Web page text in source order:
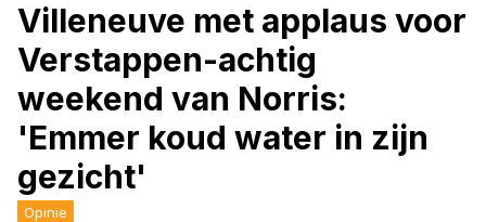
Villeneuve met applaus voor
Verstappen-achtig
weekend van Norris:
'Emmer koud water in zijn
gezicht'
Opinie